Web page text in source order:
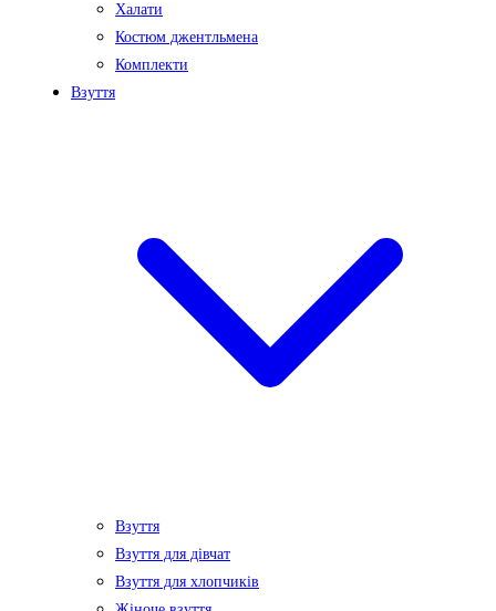
Халати
Костюм джентльмена
Комплекти
Взуття
Взуття
Взуття для дівчат
Взуття для хлопчиків